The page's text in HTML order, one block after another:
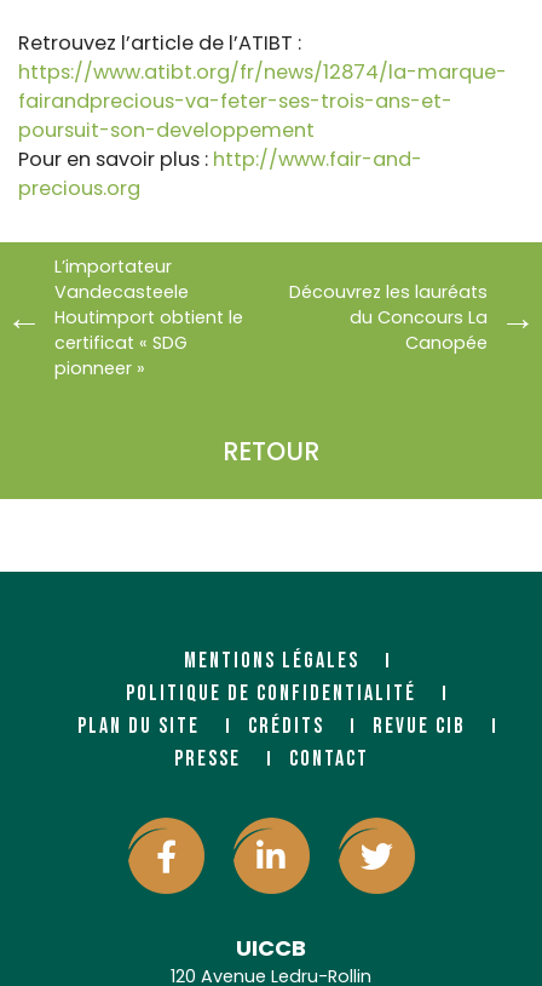
Retrouvez l’article de l’ATIBT :
https://www.atibt.org/fr/news/12874/la-marque-
fairandprecious-va-feter-ses-trois-ans-et-
poursuit-son-developpement
Pour en savoir plus : http://www.fair-and-
precious.org
L’importateur
Vandecasteele
Houtimport obtient le
certificat « SDG
pionneer »
RETOUR
Découvrez les lauréats
du Concours La
Canopée
MENTIONS LÉGALES
POLITIQUE DE CONFIDENTIALITÉ
PLAN DU SITE
CRÉDITS
REVUE CIB
PRESSE
CONTACT
UICCB
120 Avenue Ledru-Rollin